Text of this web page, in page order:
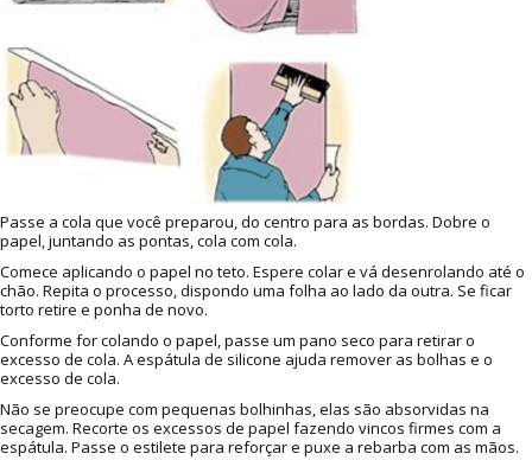
Passe a cola que você preparou, do centro para as bordas. Dobre o
papel, juntando as pontas, cola com cola.
Comece aplicando o papel no teto. Espere colar e vá desenrolando até o
chão. Repita o processo, dispondo uma folha ao lado da outra. Se ficar
torto retire e ponha de novo.
Conforme for colando o papel, passe um pano seco para retirar o
excesso de cola. A espátula de silicone ajuda remover as bolhas e o
excesso de cola.
Não se preocupe com pequenas bolhinhas, elas são absorvidas na
secagem. Recorte os excessos de papel fazendo vincos firmes com a
espátula. Passe o estilete para reforçar e puxe a rebarba com as mãos.